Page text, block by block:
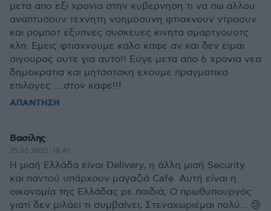
μετα απο εξι χρονια στην κυβερνηση τι να πω αλλου
αναπτυσουν τεχνητη νοημοσυνη φτιαχνουν ντροουν
και ρομποτ εξυπνες συσκευες κινητα σμαρτγουοτς
κλπ. Εμεις φτιαχνουμε καλο καφε αν και δεν ειμαι
σιγουρος ουτε για αυτο!! Ευγε μετα απο 6 χρονια νεα
δημοκρατια και μητσοτακη εχουμε πραγματικα
επιλογες ....στον καφε!!!
ΑΠΑΝΤΗΣΗ
Βασίλης
25.05.2025, 18:41
Η μισή Ελλάδα είναι Delivery, η άλλη μισή Security
και παντού υπάρχουν μαγαζιά Cafe. Αυτή είναι η
οικονομία της Ελλάδας ρε παιδιά; Ο πρωθυπουργός
γιατί δεν μιλάει τι συμβαίνει; Στεναχωριέμαι πολύ... 😔